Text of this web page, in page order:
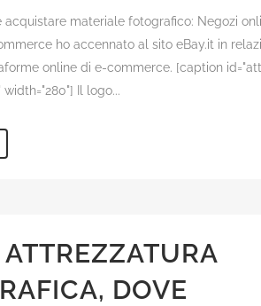
materiale fotografico: Negozi
ho accennato al sito eBay.it in
online di e-commerce. [caption
Il logo...
ATTREZZATURA
DOVE